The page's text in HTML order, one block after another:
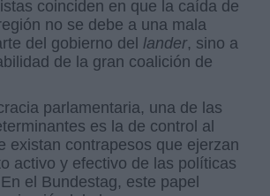
coinciden en que la caída de
no se debe a una mala
del gobierno dellander, sino a
de la gran coalición de
parlamentaria, una de las
es la de control al
existan contrapesos que ejerzan
activo y efectivo de las políticas
el Bundestag, este papel